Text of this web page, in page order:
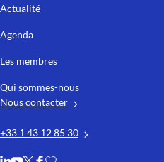
Actualité
Agenda
Les membres
Qui sommes-nous
Nous contacter
+33 1 43 12 85 30